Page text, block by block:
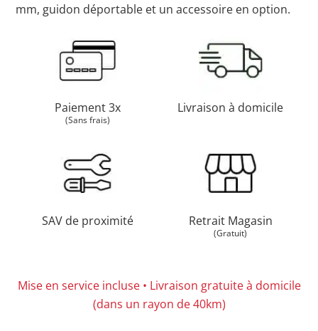
mm, guidon déportable et un accessoire en option.
Paiement 3x
(Sans frais)
Livraison à domicile
SAV de proximité Retrait Magasin
(Gratuit)
Mise en service incluse • Livraison gratuite à domicile
(dans un rayon de 40km)